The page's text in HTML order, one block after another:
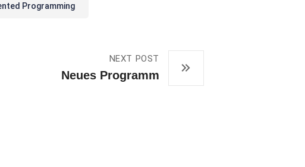
Programming
NEXT POST
Neues Programm